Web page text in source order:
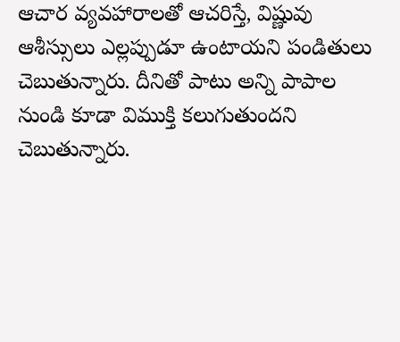
ఆచార వ్యవహారాలతో ఆచరిస్తే, విష్ణువు
ఆశీస్సులు ఎల్లప్పుడూ ఉంటాయని పండితులు
చెబుతున్నారు. దీనితో పాటు అన్ని పాపాల
నుండి కూడా విముక్తి కలుగుతుందని
చెబుతున్నారు.